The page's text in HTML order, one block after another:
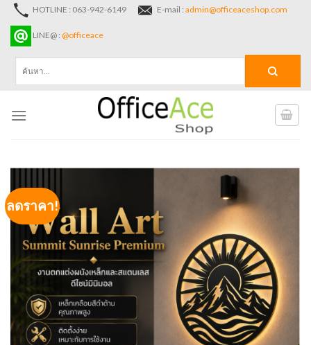
Skip
content
HOTLINE : 063-942-6149 E-mail : admin@officeaceshop.com
LINE@ : @officeace
ลดราคา!